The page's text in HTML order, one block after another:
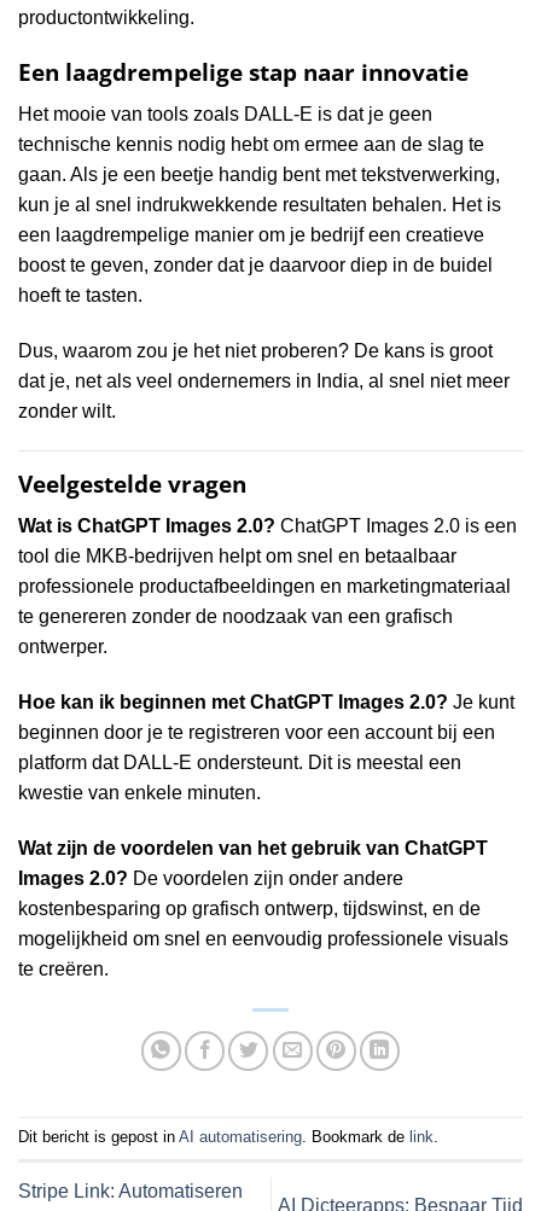
productontwikkeling.
Een laagdrempelige stap naar innovatie
Het mooie van tools zoals DALL-E is dat je geen
technische kennis nodig hebt om ermee aan de slag te
gaan. Als je een beetje handig bent met tekstverwerking,
kun je al snel indrukwekkende resultaten behalen. Het is
een laagdrempelige manier om je bedrijf een creatieve
boost te geven, zonder dat je daarvoor diep in de buidel
hoeft te tasten.
Dus, waarom zou je het niet proberen? De kans is groot
dat je, net als veel ondernemers in India, al snel niet meer
zonder wilt.
Veelgestelde vragen
Wat is ChatGPT Images 2.0? ChatGPT Images 2.0 is een
tool die MKB-bedrijven helpt om snel en betaalbaar
professionele productafbeeldingen en marketingmateriaal
te genereren zonder de noodzaak van een grafisch
ontwerper.
Hoe kan ik beginnen met ChatGPT Images 2.0? Je kunt
beginnen door je te registreren voor een account bij een
platform dat DALL-E ondersteunt. Dit is meestal een
kwestie van enkele minuten.
Wat zijn de voordelen van het gebruik van ChatGPT
Images 2.0? De voordelen zijn onder andere
kostenbesparing op grafisch ontwerp, tijdswinst, en de
mogelijkheid om snel en eenvoudig professionele visuals
te creëren.
Dit bericht is gepost in AI automatisering . Bookmark de link
Stripe Link: Automatiseren
AI Dicteerapps: Bespaar Tijd